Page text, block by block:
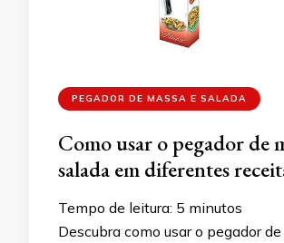
PEGADOR DE MASSA E SALADA
Como usar o pegador de
salada em diferentes
Tempo de leitura: 5 minutos
Descubra como usar o pegador